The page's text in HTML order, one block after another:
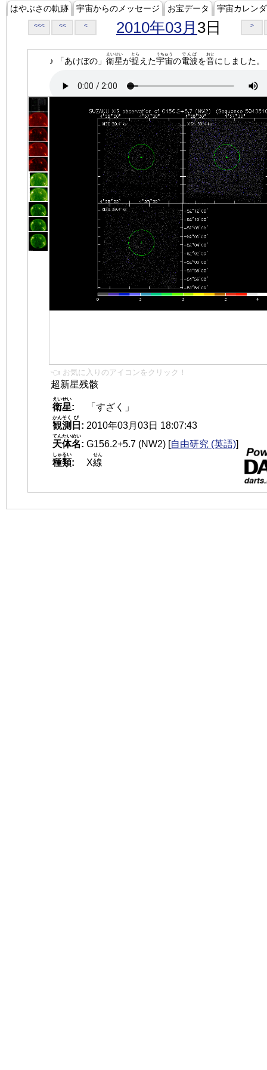
はやぶさの軌跡 宇宙からのメッセージ お宝データ 宇宙カレン
<<< << < 2010年03月 3日 >
♪ 「あけぼの」 衛星
えいせい
が捉
とら
えた宇宙
うちゅう
の電波
でんぱ
を音
おと
にしました。
👈 お気に入りのアイコンをクリック！
超新星残骸
衛星
えいせい
:
「すざく」
観測
かんそく
日
び
: 2010年03月03日 18:07:43
天体名
てんたいめい
: G156.2+5.7 (NW2) [自由研究 (英語)]
種類
しゅるい
: X線
せん